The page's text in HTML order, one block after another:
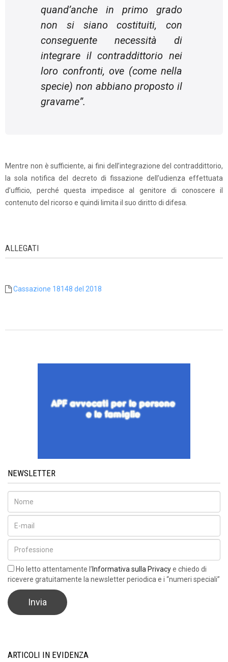
quand’anche in primo grado
non si siano costituiti, con
conseguente necessità di
integrare il contraddittorio nei
loro confronti, ove (come nella
specie) non abbiano proposto il
gravame”.
Mentre non è sufficiente, ai fini dell’integrazione del contraddittorio,
la sola notifica del decreto di fissazione dell’udienza effettuata
d’ufficio, perché questa impedisce al genitore di conoscere il
contenuto del ricorso e quindi limita il suo diritto di difesa.
ALLEGATI
Cassazione 18148 del 2018
NEWSLETTER
Ho letto attentamente l’ Informativa sulla Privacye chiedo di
ricevere gratuitamente la newsletter periodica e i “numeri speciali”
ARTICOLI IN EVIDENZA